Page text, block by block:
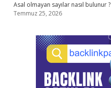
Asal olmayan sayılar nasıl bulunur ?
Temmuz 25, 2026